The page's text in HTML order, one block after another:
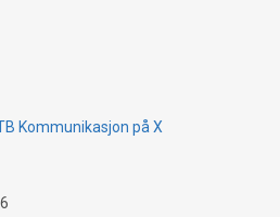
Kommunikasjon på X